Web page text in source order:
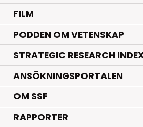
FILM
PODDEN OM VETENSKAP
STRATEGIC RESEARCH
ANSÖKNINGSPORTALEN
OM SSF
RAPPORTER